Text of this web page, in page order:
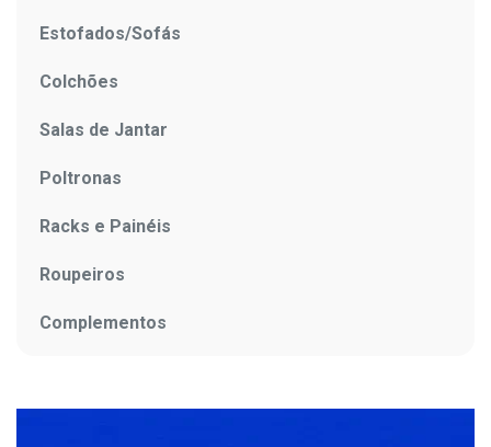
Estofados/Sofás
Colchões
Salas de Jantar
Poltronas
Racks e Painéis
Roupeiros
Complementos